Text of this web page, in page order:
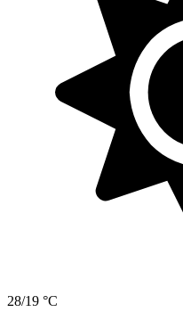
28/19 °C